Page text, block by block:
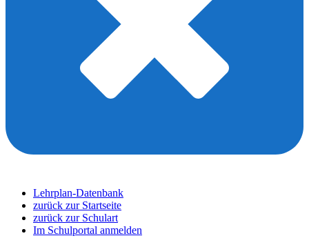
Lehrplan-Datenbank
zurück zur Startseite
zurück zur Schulart
Im Schulportal anmelden